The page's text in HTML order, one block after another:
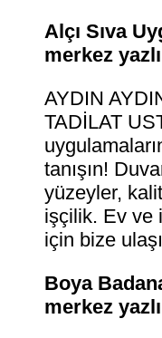
Alçı Sıva
merkez
AYDIN
TADİLAT
tanışın!
yüzeyler,
işçilik. Ev ve
için bize
Boya
merkez